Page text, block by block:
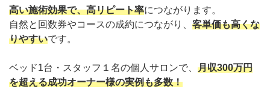
高い施術効果で、高リピート率につながります。
自然と回数券やコースの成約につながり、 客単価も高くな
りやすいです。
ベッド1台・スタッフ１名の個人サロンで、 月収300万円
を超える成功オーナー様の実例も多数！